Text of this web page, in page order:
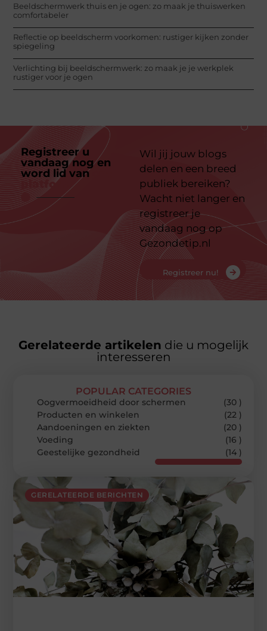
Beeldschermwerk thuis en je ogen: zo maak je thuiswerken
comfortabeler
Reflectie op beeldscherm voorkomen: rustiger kijken zonder
spiegeling
Verlichting bij beeldschermwerk: zo maak je je werkplek
rustiger voor je ogen
Registreer u
vandaag nog en
word lid van
platform
Wil jij jouw blogs
delen en een breed
publiek bereiken?
Wacht niet langer en
registreer je
vandaag nog op
Gezondetip.nl
Registreer nu!
Gerelateerde artikelen die u mogelijk
interesseren
GERELATEERDE BERICHTEN
POPULAR CATEGORIES
Oogvermoeidheid door schermen
(30 )
Producten en winkelen
(22 )
Aandoeningen en ziekten
(20 )
Voeding
(16 )
Geestelijke gezondheid
(14 )